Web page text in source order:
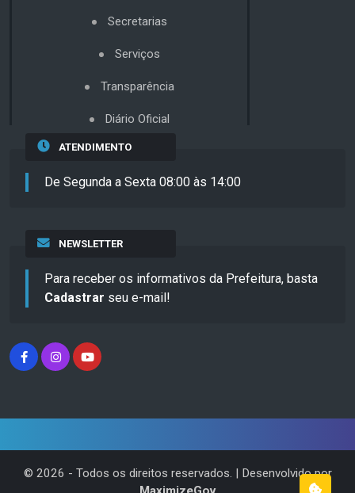
Secretarias
Serviços
Transparência
Diário Oficial
ATENDIMENTO
De Segunda a Sexta 08:00 às 14:00
NEWSLETTER
Para receber os informativos da Prefeitura, basta
Cadastrar seu e-mail!
© 2026 - Todos os direitos reservados. | Desenvolvido por